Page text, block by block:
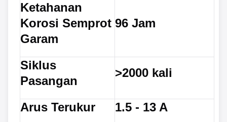
Ketahanan
Korosi Semprot
Garam
96 Jam
Siklus
Pasangan
>2000 kali
Arus Terukur
1.5 - 13 A